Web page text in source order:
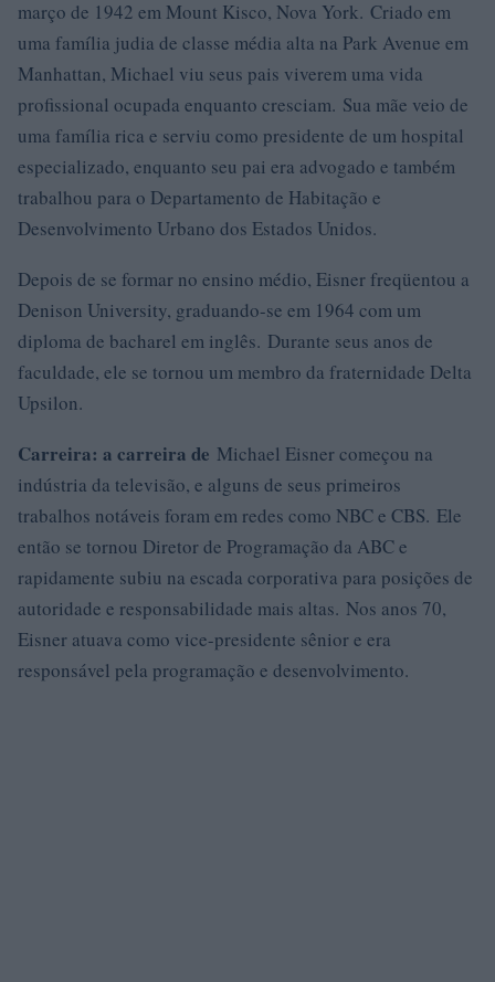
março de 1942 em Mount Kisco, Nova York. Criado em
uma família judia de classe média alta na Park Avenue em
Manhattan, Michael viu seus pais viverem uma vida
profissional ocupada enquanto cresciam. Sua mãe veio de
uma família rica e serviu como presidente de um hospital
especializado, enquanto seu pai era advogado e também
trabalhou para o Departamento de Habitação e
Desenvolvimento Urbano dos Estados Unidos.
Depois de se formar no ensino médio, Eisner freqüentou a
Denison University, graduando-se em 1964 com um
diploma de bacharel em inglês. Durante seus anos de
faculdade, ele se tornou um membro da fraternidade Delta
Upsilon.
Carreira: a carreira de Michael Eisner começou na
indústria da televisão, e alguns de seus primeiros
trabalhos notáveis ​​foram em redes como NBC e CBS. Ele
então se tornou Diretor de Programação da ABC e
rapidamente subiu na escada corporativa para posições de
autoridade e responsabilidade mais altas. Nos anos 70,
Eisner atuava como vice-presidente sênior e era
responsável pela programação e desenvolvimento.